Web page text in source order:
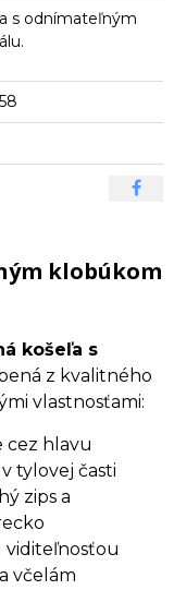
s odnímateľným
klobúkom
košeľa s
z kvalitného
vlastnosťami:
cez hlavu
tylovej časti
zips a
viditeľnosťou
včelám